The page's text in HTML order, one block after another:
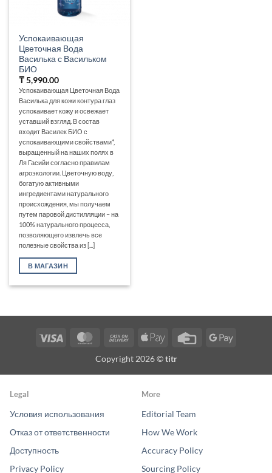
Успокаивающая
Цветочная Вода
Василька с Васильком
БИО
₸5,990.00
Успокаивающая Цветочная Вода
Василька для кожи контура глаз
успокаивает кожу и освежает
уставший взгляд. В состав
входит Василек БИО с
успокаивающими свойствами*,
выращенный на наших полях в
Ля Гасийи согласно правилам
агроэкологии. Цветочную воду,
богатую активными
ингредиентами натурального
происхождения, мы получаем
путем паровой дистилляции – на
100% натурального процесса,
позволяющего извлечь все
полезные свойства из [...]
В МАГАЗИН
Visa MasterCardCash
Delivery
Apple
Credit
Google
Copyright 2026 ©titr
Legal
Условия использования
Отказ от ответственности
Доступность
Privacy Policy
More
Editorial Team
How We Work
Accuracy Policy
Sourcing Policy